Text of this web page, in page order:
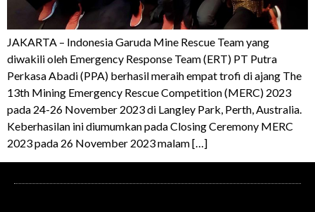
JAKARTA – Indonesia Garuda Mine Rescue Team yang
diwakili oleh Emergency Response Team (ERT) PT Putra
Perkasa Abadi (PPA) berhasil meraih empat trofi di ajang The
13th Mining Emergency Rescue Competition (MERC) 2023
pada 24-26 November 2023 di Langley Park, Perth, Australia.
Keberhasilan ini diumumkan pada Closing Ceremony MERC
2023 pada 26 November 2023 malam […]